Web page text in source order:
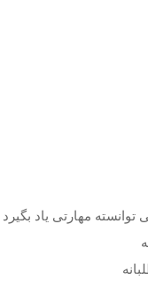
مهارتی یاد بگیرد